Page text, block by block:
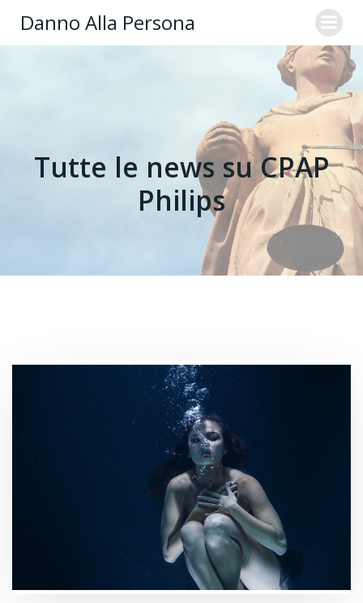
Danno Alla Persona
Tutte le news su CPAP
Philips